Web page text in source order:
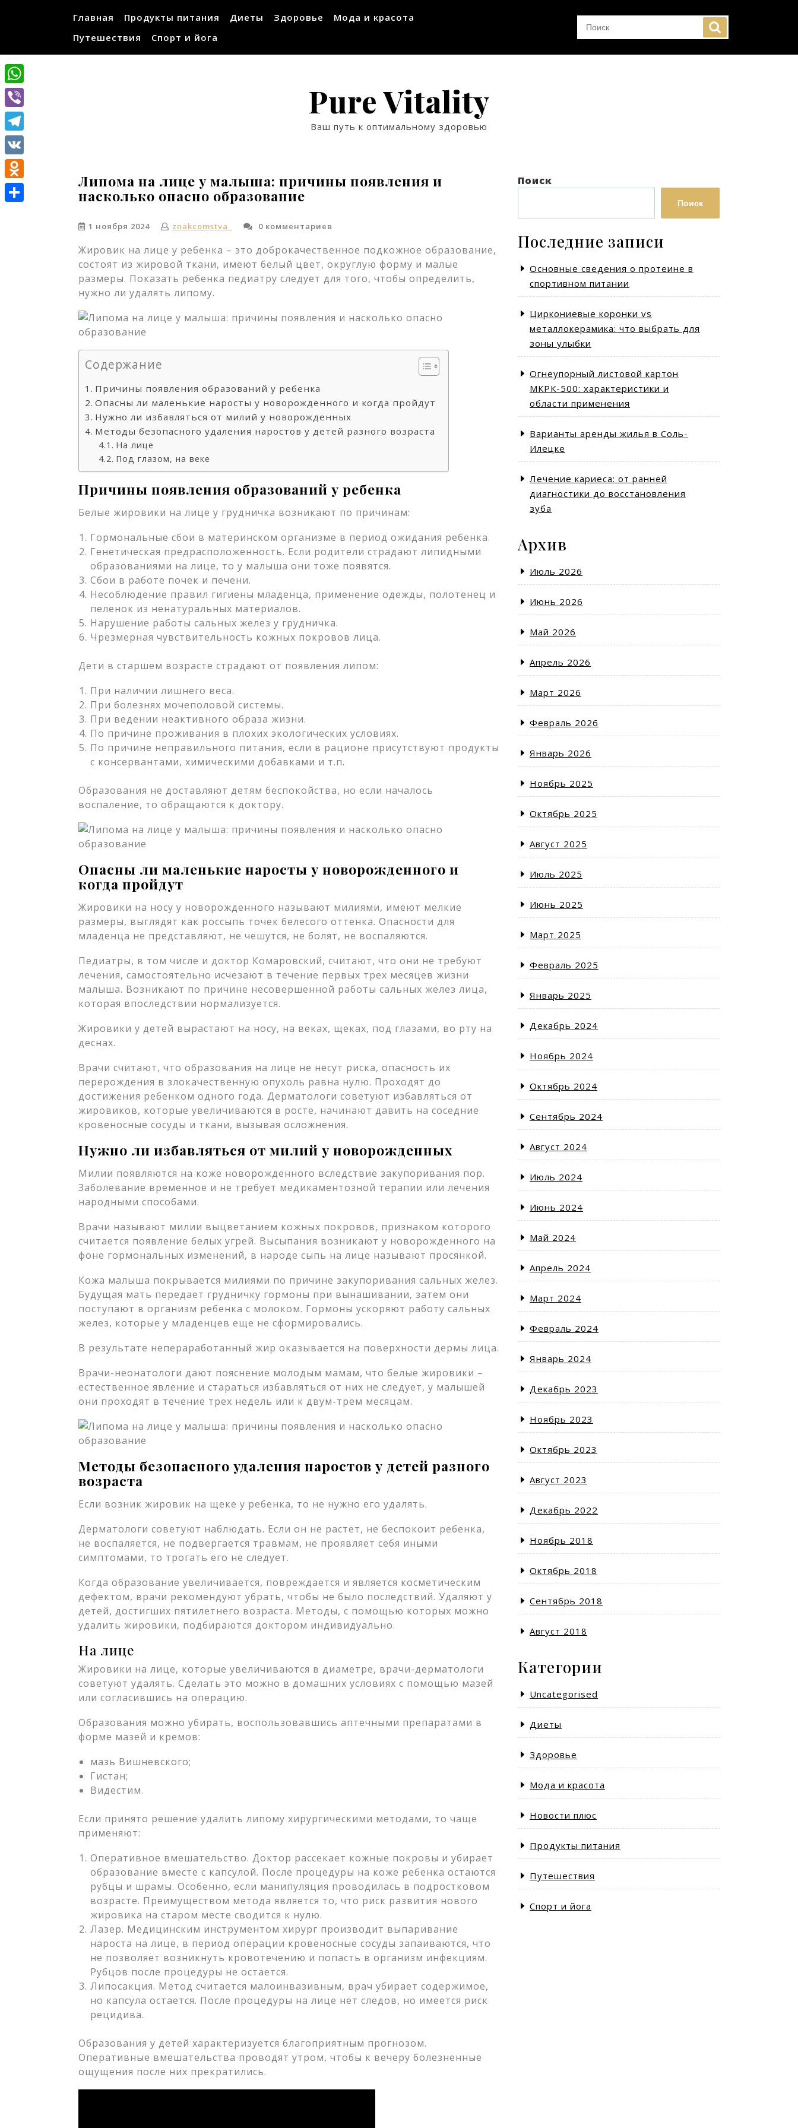
Главная Продукты питания Диеты Здоровье
Мода и красота
Путешествия
Спорт и йога
Pure Vitality
Ваш путь к оптимальному здоровью
Липома на лице у малыша: причины появления и
насколько опасно образование
1 ноября 2024 znakcomstva_ 0 комментариев
Жировик на лице у ребенка – это доброкачественное подкожное образование,
состоят из жировой ткани, имеют белый цвет, округлую форму и малые
размеры. Показать ребенка педиатру следует для того, чтобы определить,
нужно ли удалять липому.
Содержание
Причины появления образований у ребенка
Опасны ли маленькие наросты у новорожденного и когда пройдут
Нужно ли избавляться от милий у новорожденных
Методы безопасного удаления наростов у детей разного возраста
На лице
Под глазом, на веке
Причины появления образований у ребенка
Белые жировики на лице у грудничка возникают по причинам:
Гормональные сбои в материнском организме в период ожидания ребенка.
Генетическая предрасположенность. Если родители страдают липидными
образованиями на лице, то у малыша они тоже появятся.
Сбои в работе почек и печени.
Несоблюдение правил гигиены младенца, применение одежды, полотенец и
пеленок из ненатуральных материалов.
Нарушение работы сальных желез у грудничка.
Чрезмерная чувствительность кожных покровов лица.
Дети в старшем возрасте страдают от появления липом:
При наличии лишнего веса.
При болезнях мочеполовой системы.
При ведении неактивного образа жизни.
По причине проживания в плохих экологических условиях.
По причине неправильного питания, если в рационе присутствуют продукты
с консервантами, химическими добавками и т.п.
Образования не доставляют детям беспокойства, но если началось
воспаление, то обращаются к доктору.
Опасны ли маленькие наросты у новорожденного и
когда пройдут
Жировики на носу у новорожденного называют милиями, имеют мелкие
размеры, выглядят как россыпь точек белесого оттенка. Опасности для
младенца не представляют, не чешутся, не болят, не воспаляются.
Педиатры, в том числе и доктор Комаровский, считают, что они не требуют
лечения, самостоятельно исчезают в течение первых трех месяцев жизни
малыша. Возникают по причине несовершенной работы сальных желез лица,
которая впоследствии нормализуется.
Жировики у детей вырастают на носу, на веках, щеках, под глазами, во рту на
деснах.
Врачи считают, что образования на лице не несут риска, опасность их
перерождения в злокачественную опухоль равна нулю. Проходят до
достижения ребенком одного года. Дерматологи советуют избавляться от
жировиков, которые увеличиваются в росте, начинают давить на соседние
кровеносные сосуды и ткани, вызывая осложнения.
Нужно ли избавляться от милий у новорожденных
Милии появляются на коже новорожденного вследствие закупоривания пор.
Заболевание временное и не требует медикаментозной терапии или лечения
народными способами.
Врачи называют милии выцветанием кожных покровов, признаком которого
считается появление белых угрей. Высыпания возникают у новорожденного на
фоне гормональных изменений, в народе сыпь на лице называют просянкой.
Кожа малыша покрывается милиями по причине закупоривания сальных желез.
Будущая мать передает грудничку гормоны при вынашивании, затем они
поступают в организм ребенка с молоком. Гормоны ускоряют работу сальных
желез, которые у младенцев еще не сформировались.
В результате непераработанный жир оказывается на поверхности дермы лица.
Врачи-неонатологи дают пояснение молодым мамам, что белые жировики –
естественное явление и стараться избавляться от них не следует, у малышей
они проходят в течение трех недель или к двум-трем месяцам.
Методы безопасного удаления наростов у детей разного
возраста
Если возник жировик на щеке у ребенка, то не нужно его удалять.
Дерматологи советуют наблюдать. Если он не растет, не беспокоит ребенка,
не воспаляется, не подвергается травмам, не проявляет себя иными
симптомами, то трогать его не следует.
Когда образование увеличивается, повреждается и является косметическим
дефектом, врачи рекомендуют убрать, чтобы не было последствий. Удаляют у
детей, достигших пятилетнего возраста. Методы, с помощью которых можно
удалить жировики, подбираются доктором индивидуально.
На лице
Жировики на лице, которые увеличиваются в диаметре, врачи-дерматологи
советуют удалять. Сделать это можно в домашних условиях с помощью мазей
или согласившись на операцию.
Образования можно убирать, воспользовавшись аптечными препаратами в
форме мазей и кремов:
мазь Вишневского;
Гистан;
Видестим.
Если принято решение удалить липому хирургическими методами, то чаще
применяют:
Оперативное вмешательство. Доктор рассекает кожные покровы и убирает
образование вместе с капсулой. После процедуры на коже ребенка остаются
рубцы и шрамы. Особенно, если манипуляция проводилась в подростковом
возрасте. Преимуществом метода является то, что риск развития нового
жировика на старом месте сводится к нулю.
Лазер. Медицинским инструментом хирург производит выпаривание
нароста на лице, в период операции кровеносные сосуды запаиваются, что
не позволяет возникнуть кровотечению и попасть в организм инфекциям.
Рубцов после процедуры не остается.
Липосакция. Метод считается малоинвазивным, врач убирает содержимое,
но капсула остается. После процедуры на лице нет следов, но имеется риск
рецидива.
Образования у детей характеризуется благоприятным прогнозом.
Оперативные вмешательства проводят утром, чтобы к вечеру болезненные
ощущения после них прекратились.
Поиск
Поиск
Последние записи
Основные сведения о протеине в
спортивном питании
Циркониевые коронки vs
металлокерамика: что выбрать для
зоны улыбки
Огнеупорный листовой картон
МКРК-500: характеристики и
области применения
Варианты аренды жилья в Соль-
Илецке
Лечение кариеса: от ранней
диагностики до восстановления
зуба
Архив
Июль 2026
Июнь 2026
Май 2026
Апрель 2026
Март 2026
Февраль 2026
Январь 2026
Ноябрь 2025
Октябрь 2025
Август 2025
Июль 2025
Июнь 2025
Март 2025
Февраль 2025
Январь 2025
Декабрь 2024
Ноябрь 2024
Октябрь 2024
Сентябрь 2024
Август 2024
Июль 2024
Июнь 2024
Май 2024
Апрель 2024
Март 2024
Февраль 2024
Январь 2024
Декабрь 2023
Ноябрь 2023
Октябрь 2023
Август 2023
Декабрь 2022
Ноябрь 2018
Октябрь 2018
Сентябрь 2018
Август 2018
Категории
Uncategorised
Диеты
Здоровье
Мода и красота
Новости плюс
Продукты питания
Путешествия
Спорт и йога
WhatsApp
Viber
Telegram
VK
Odnoklassniki